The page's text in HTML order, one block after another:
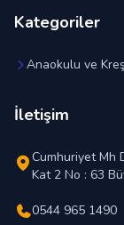
Kategoriler
Anaokulu ve
İletişim
Cumhuriyet Mh
Kat 2 No : 63
0544 965 1490